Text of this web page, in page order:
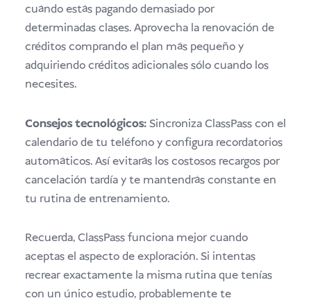
cuándo estás pagando demasiado por
determinadas clases. Aprovecha la renovación de
créditos comprando el plan más pequeño y
adquiriendo créditos adicionales sólo cuando los
necesites.
Consejos tecnológicos:Sincroniza ClassPass con el
calendario de tu teléfono y configura recordatorios
automáticos. Así evitarás los costosos recargos por
cancelación tardía y te mantendrás constante en
tu rutina de entrenamiento.
Recuerda, ClassPass funciona mejor cuando
aceptas el aspecto de exploración. Si intentas
recrear exactamente la misma rutina que tenías
con un único estudio, probablemente te